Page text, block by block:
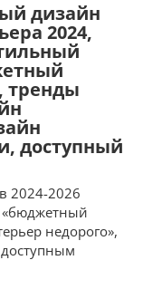
дизайн
2024,
тренды
доступный
2024-2026
«бюджетный
недорого»,